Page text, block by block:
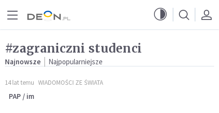
#zagraniczni studenci
Najnowsze Najpopularniejsze
14 lat temu WIADOMOŚCI ZE ŚWIATA
PAP / im